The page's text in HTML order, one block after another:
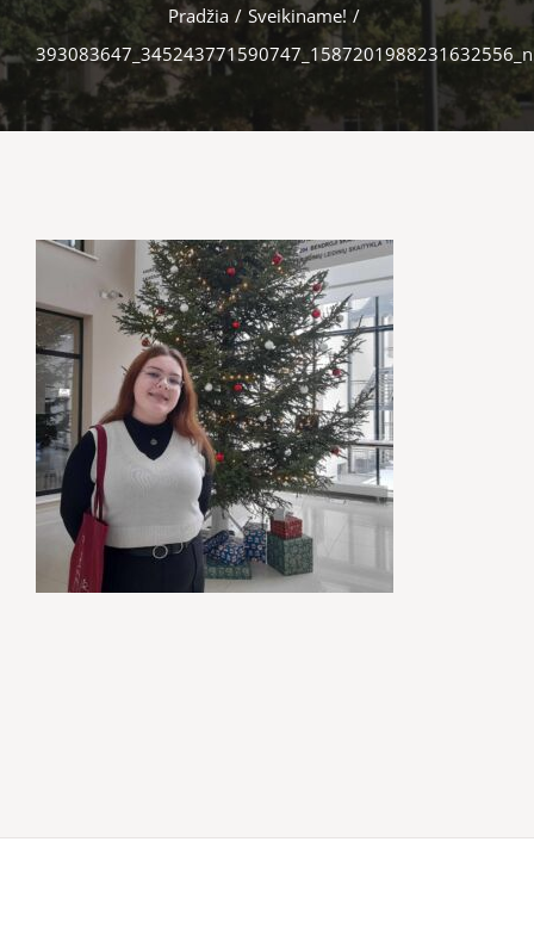
Pradžia / Sveikiname! /
393083647_345243771590747_1587201988231632556_n